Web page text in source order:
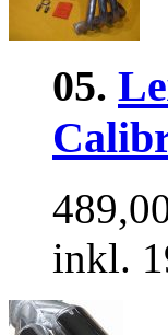
05.
inkl.